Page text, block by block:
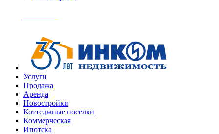
Услуги
Продажа
Аренда
Новостройки
Коттеджные поселки
Коммерческая
Ипотека